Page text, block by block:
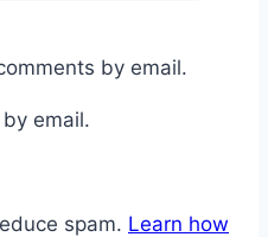
by email.
email.
spam. Learn how